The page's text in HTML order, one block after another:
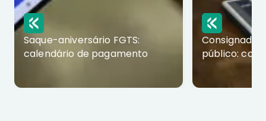
Saque-aniversário FGTS:
calendário de pagamento
Consignado
público: